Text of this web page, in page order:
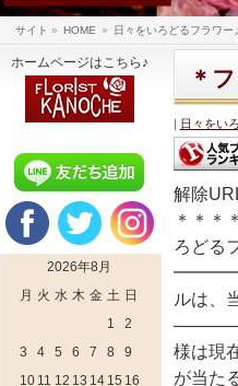
サイト » HOME » 日々をいろどるフラワー
＊
日々をい
解除
＊＊＊
ろどる
ルは、
様は現
が当た
ホームページはこちら♪
2026年8月
月 火 水 木 金 土 日
1
2
3
4 5 6 7 8
9
10 11 12 13 14 15 16